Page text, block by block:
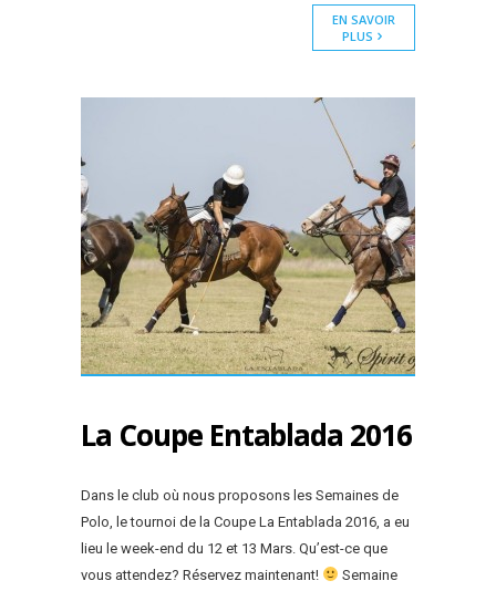
EN SAVOIR
PLUS
La Coupe Entablada 2016
Dans le club où nous proposons les Semaines de
Polo, le tournoi de la Coupe La Entablada 2016, a eu
lieu le week-end du 12 et 13 Mars. Qu’est-ce que
vous attendez? Réservez maintenant!
Semaine